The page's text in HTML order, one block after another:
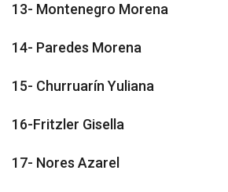
13- Montenegro Morena
14- Paredes Morena
15- Churruarín Yuliana
16-Fritzler Gisella
17- Nores Azarel